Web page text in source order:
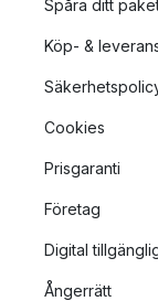
Spåra ditt
Köp- &
Cookies
Prisgaranti
Företag
Digital
Ångerrätt